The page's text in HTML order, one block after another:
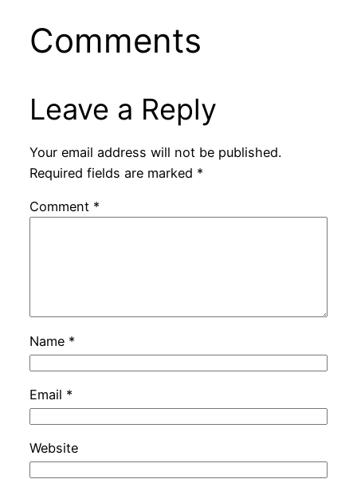
Comments
Leave a Reply
Your email address will not be published.
Required fields are marked *
Comment *
Name *
Email *
Website